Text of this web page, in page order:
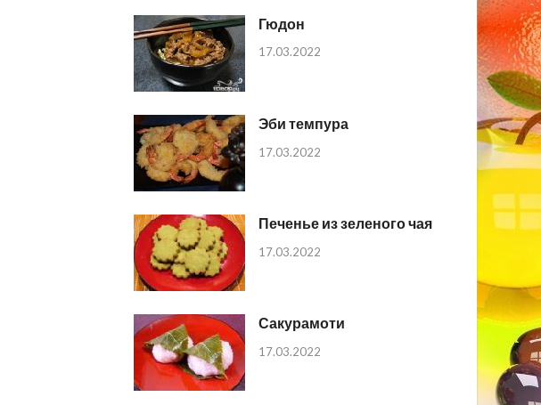
Гюдон
17.03.2022
Эби темпура
17.03.2022
Печенье из зеленого чая
17.03.2022
Сакурамоти
17.03.2022